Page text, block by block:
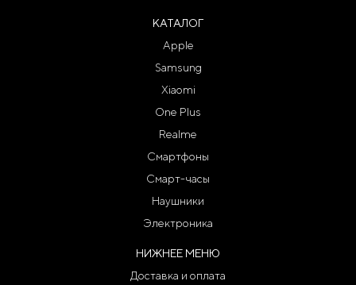
КАТАЛОГ
Apple
Samsung
Xiaomi
One Plus
Realme
Смартфоны
Смарт-часы
Наушники
Электроника
НИЖНЕЕ МЕНЮ
Доставка и оплата